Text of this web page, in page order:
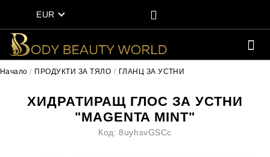
EUR
Начало ПРОДУКТИ ЗА ТЯЛО ГЛАНЦ ЗА УСТНИ
ХИДРАТИРАЩ ГЛОС ЗА УСТНИ
"MAGENTA MINT"
Код: 8uyhsvGSCc